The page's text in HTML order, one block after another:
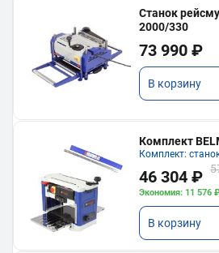
Станок
2000/330
73 990 ₽
В корзину
Комплект
Комплект:
46 304 ₽
Экономия: 11 576
В корзину